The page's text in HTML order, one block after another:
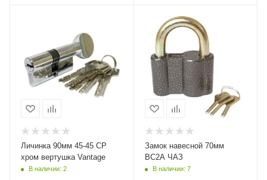
Личинка 90мм 45-45 СР
хром вертушка Vantage
В наличии: 2
Замок навесной 70мм
ВС2А ЧАЗ
В наличии: 7